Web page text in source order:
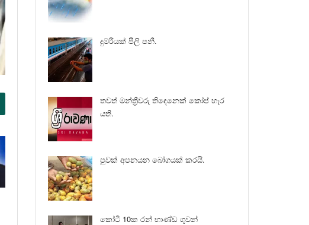
දුම්රියක් පීලි පනී.
තවත් මන්ත්‍රීවරු තිදෙනෙක් කෝප් හැර
යති.
පුවක් අපනයන බෝගයක් කරයි.
කෝටි 10ක රන් භාණ්ඩ ගුවන්